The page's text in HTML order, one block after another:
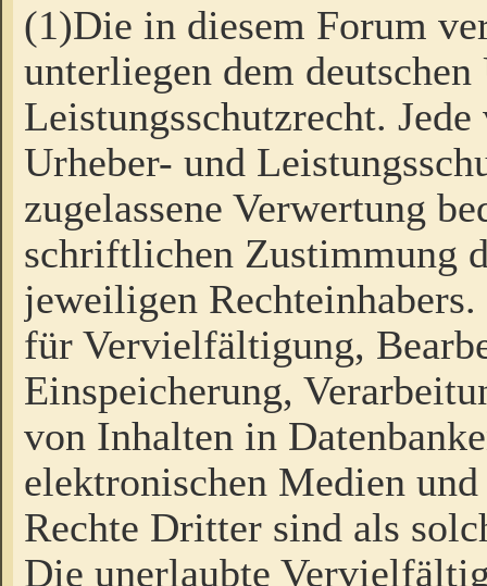
(1)Die in diesem Forum
unterliegen dem
Leistungsschutzrecht.
Urheber- und
zugelassene Verwertung
schriftlichen Zustimmung
jeweiligen
für Vervielfältigung,
Einspeicherung,
von Inhalten in
elektronischen Medien
Rechte Dritter sind als
Die unerlaubte